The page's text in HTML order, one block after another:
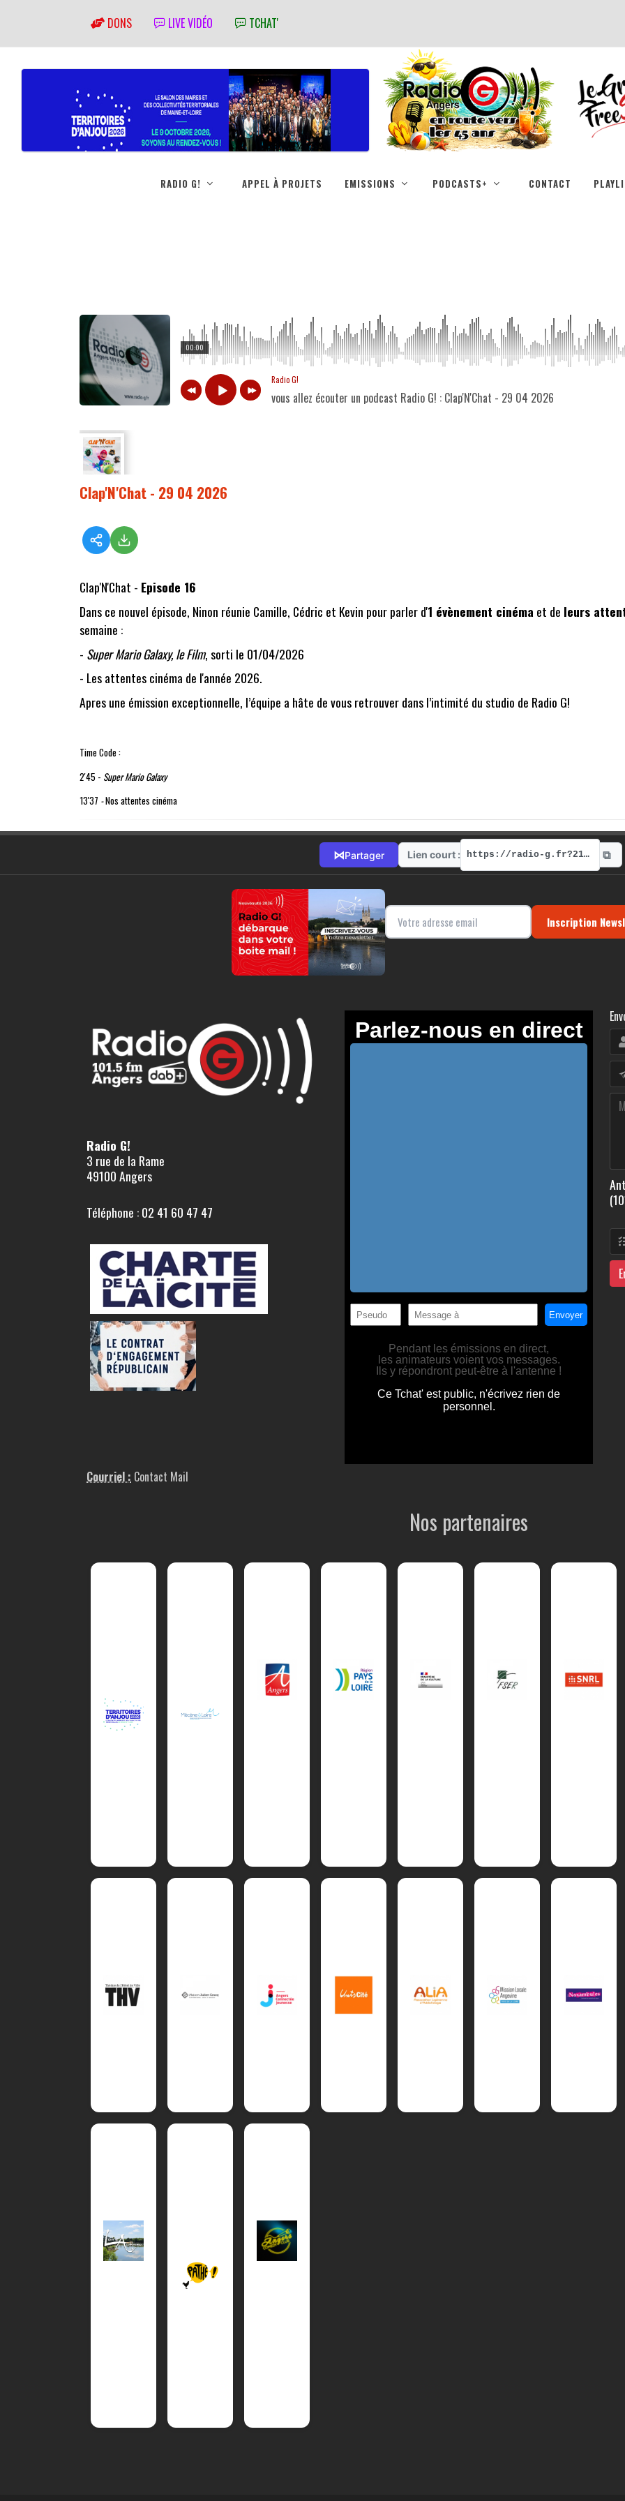
DONS LIVE VIDÉO TCHAT'
RADIO G! APPEL À PROJETS EMISSIONS PODCASTS+ CONTACT
00:00
Radio G!
vous allez écouter un podcast Radio G! : Clap'N'Chat - 29 04 2026
Clap'N'Chat - 29 04 2026
Clap'N'Chat - Episode 16
Dans ce nouvel épisode, Ninon réunie Camille, Cédric et Kevin pour parler d'1 évènement cinéma et de leurs
semaine :
- Super Mario Galaxy, le Film, sorti le 01/04/2026
- Les attentes cinéma de l'année 2026.
Apres une émission exceptionnelle, l’équipe a hâte de vous retrouver dans l’intimité du studio de Radio G!
Time Code :
2'45 - Super Mario Galaxy
13'37 -Nos attentes cinéma
⋈Partager Lien court : https://radio-g.fr?21806 ⧉
Inscription
Radio G!
3 rue de la Rame
49100 Angers
Téléphone : 02 41 60 47 47
Courriel : Contact Mail
Nos partenaires